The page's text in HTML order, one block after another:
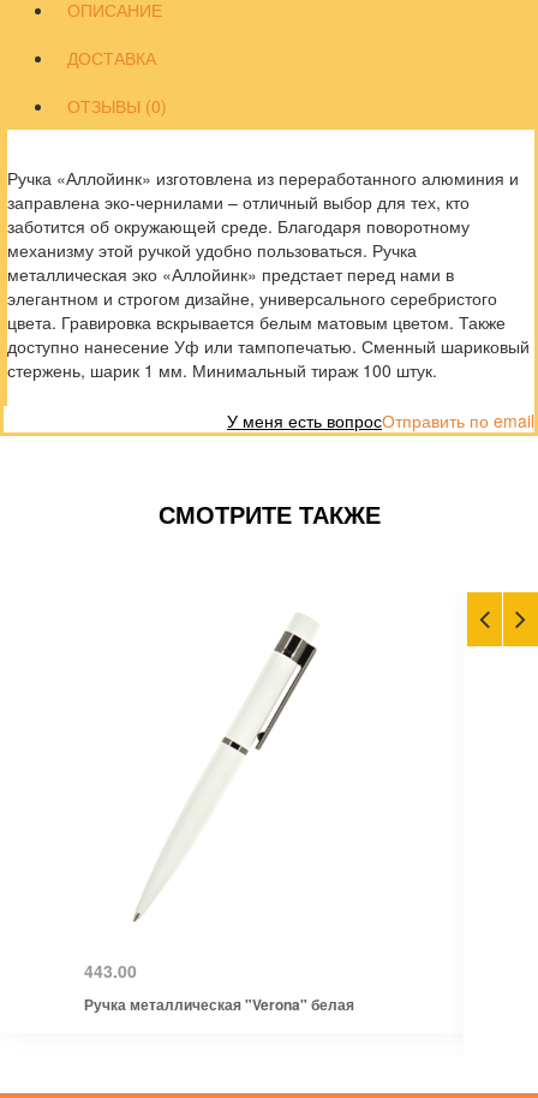
ОПИСАНИЕ
ДОСТАВКА
ОТЗЫВЫ (0)
Ручка «Аллойинк» изготовлена из переработанного алюминия и
заправлена эко-чернилами – отличный выбор для тех, кто
заботится об окружающей среде. Благодаря поворотному
механизму этой ручкой удобно пользоваться. Ручка
металлическая эко «Аллойинк» предстает перед нами в
элегантном и строгом дизайне, универсального серебристого
цвета. Гравировка вскрывается белым матовым цветом. Также
доступно нанесение Уф или тампопечатью. Сменный шариковый
стержень, шарик 1 мм. Минимальный тираж 100 штук.
Отправить по email
У меня есть вопрос
СМОТРИТЕ ТАКЖЕ
443.00
Ручка металлическая "Verona" белая